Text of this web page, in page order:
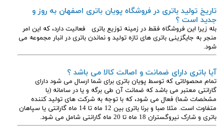
تاریخ تولید باتری در فروشگاه پویان باتری اصفهان به روز و
جدید است ؟
بله زیرا این فروشگاه فقط در زمینه توزیع باتری فعالیت دارد، که این امر
منجر به جایگزینی باتری های تازه تولید و نماندن باتری در انبار مجموعه می
شود.
آیا باتری دارای ضمانت و اصالت کالا می باشد ؟
تمام محصولاتی که توسط پویان باتری برای شما ارسال می شود دارای
گارانتی معتبر می باشد که ضمانت آن طی برگه و یا در سامانه (با
مشخصات شما) فعال می شود، که با توجه به شرکت های تولید کننده
متفاوت است. مثلا صبا و برنا باتری بین 12 ماه تا 14 ماه گارانتی یا سپاهان
باتری و شارک نیروگستران 18 ماه تا 20 ماه گارانتی شامل می شود.